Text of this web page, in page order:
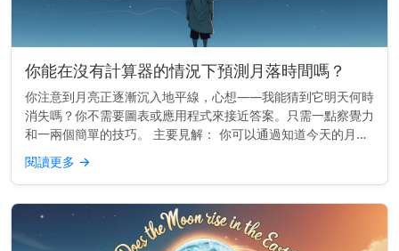
你能在沒有計算器的情況下預測月落時間嗎？
你注意到月亮正逐漸沉入地平線，心想——我能猜到它明天何時
消失嗎？你不需要圖表或應用程式來接近答案。只需一點察覺力
和一兩個簡單的技巧。 主要見解： 你可以通過知道今天的月落
時間，並減去大約50分鐘來預估明天的月落時間。 月亮的每日
漂移 月亮在...
閱讀更多 →